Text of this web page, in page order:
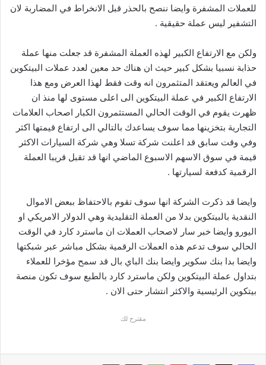
للعملات المشفرة وايضا ننصح بالحذر قبل الانخراط في المضاربة لان
التشفير ليس عملة حقيقية .
ولكن مع الارتفاع الكبير لهذه العملة المشفرة قد جعلت منها عملة
حذابة نسبيا بشكل كبير حيث ان هناك حد معين لعدد عملات البيتكوين
في العالم ويعتقد المتثمرون انه وقت فقط لهذا العرض ومع هذا
الارتفاع الكبير في عملة البيتكوين الى اعلى مستوى لها منذ ان
ظهرت يقوم في الوقت الحالي المستثمرون الكبار اصحاب العلامات
التجارية بتخزينها مما سوف يساعدك بالتالي الى ارتفاع قيمتها اكثر
وفي وقت سابق قد اعلنت شركة تسلا وهي شركة السيارات الاكثر
قيمة في سوق الاسهم الاسبوع الماضي انها قد تقبل قريبا العملة
الرقمية كدفعة لسيارتها .
وايضا قد ذكرت الشركة انها سوف تقوم بالاحتفاظ ببعض الاموال
النقدية بالبيتكوين بدلا من العملة التقليدية وهي الدولار الامريكي او
اليورو وايضا خبر سار لاصحاب العملات ان ماسترد كارد في الوقت
الحالي سوف تدعم هذه العملات الرقمية بشكل مباشر عبر شبكتها
وايضا بدا بنك سكوير وايضا بنك الباي بال قد سمح مؤخرا للعملاء
بتداول عملة البيتكوين ولكن ماسترد كارد بالطبع سوف تكون منصة
بيتكوين الرئيسية والاكثر انتشار حتى الان .
مقترح لك